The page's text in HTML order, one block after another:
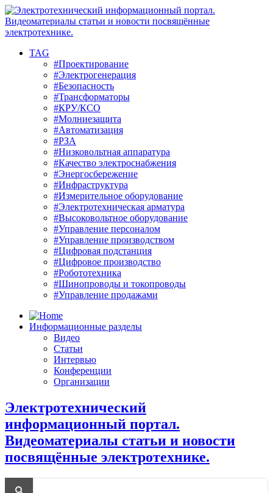
TAG
#Проектирование
#Электрогенерация
#Безопасность
#Трансформаторы
#КРУ/КСО
#Молниезащита
#Автоматизация
#РЗА
#Низковольтная аппаратура
#Качество электроснабжения
#Энергосбережение
#Инфраструктура
#Измерительное оборудование
#Электротехническая арматура
#Высоковольтное оборудование
#Управление персоналом
#Управление производством
#Цифровая подстанция
#Цифровое производство
#Робототехника
#Шинопроводы и токопроводы
#Управление продажами
Информационные разделы
Видео
Статьи
Интервью
Конференции
Организации
Электротехнический
информационный портал.
Видеоматериалы статьи и новости
посвящённые электротехнике.